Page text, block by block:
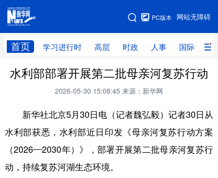
网站无障碍
PC版本
首页 学习进行时 高层 时政 人事 国际 财
网站地图
学习进行时 高层 时政 人事
财经 网评
台湾 思客智库 全球连线 教育
科技 科创 量子 体育
文化 书画 健康 军事
水利部部署开展第二批母亲河复苏行动
2026-05-30 15:08:45 来源：新华网
新华社北京5月30日电（记者魏弘毅）记者30日从
水利部获悉，水利部近日印发《母亲河复苏行动方案
（2026—2030年）》，部署开展第二批母亲河复苏行
动，持续复苏河湖生态环境。